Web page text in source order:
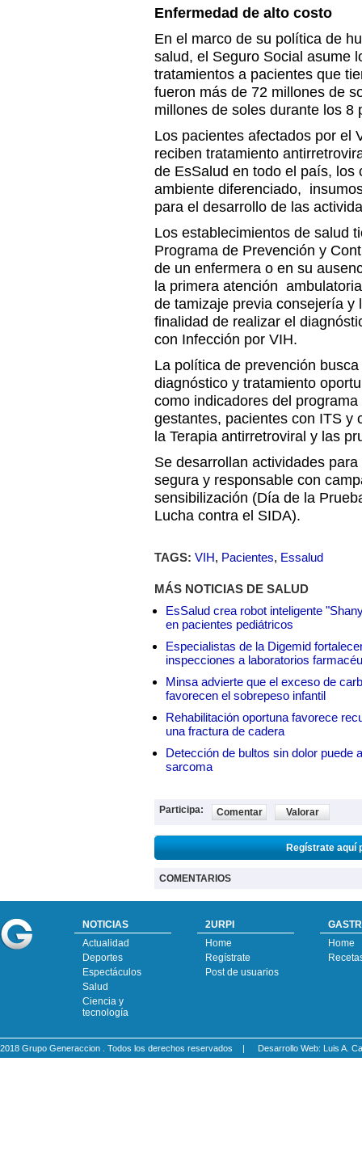
Enfermedad de alto costo
En el marco de su política de
salud, el Seguro Social asume
tratamientos a pacientes que
fueron más de 72 millones de
millones de soles durante los
Los pacientes afectados por el
reciben tratamiento
de EsSalud en todo el país, los
ambiente diferenciado,
para el desarrollo de las
Los establecimientos de salud
Programa de Prevención y
de un enfermera o en su
la primera atención
de tamizaje previa consejería
finalidad de realizar el
con Infección por VIH.
La política de prevención
diagnóstico y tratamiento
como indicadores del
gestantes, pacientes con ITS y
la Terapia antirretroviral y las
Se desarrollan actividades
segura y responsable con
sensibilización (Día de la
Lucha contra el SIDA).
TAGS: VIH, Pacientes, Essalud
MÁS NOTICIAS DE SALUD
EsSalud crea robot inteligente
en pacientes pediátricos
Especialistas de la Digemid
inspecciones a laboratorios
Minsa advierte que el exceso de
favorecen el sobrepeso infantil
Rehabilitación oportuna favorece
una fractura de cadera
Detección de bultos sin dolor puede
sarcoma
Participa: Comentar Valorar
Regístrate aquí
COMENTARIOS
NOTICIAS
Actualidad
Deportes
Espectáculos
Salud
Ciencia y
tecnología
2URPI
Home
Regístrate
Post de usuarios
Home
2018 Grupo Generaccion . Todos los derechos reservados | Desarrollo Web: Luis